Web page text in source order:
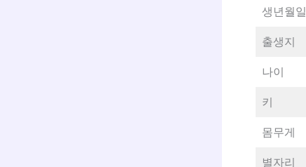
생년월일
출생지
나이
키
몸무게
별자리